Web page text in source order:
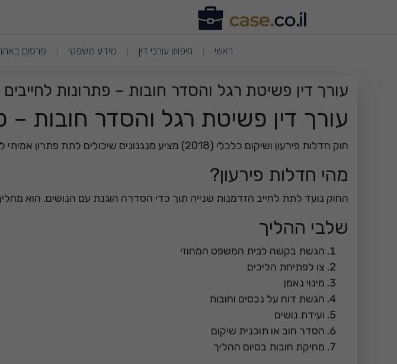
קריאת עמוד תוכן - עורך דין פשיטת רגל
ראשי | חיפוש עורכי דין | מידע משפטי | פרסום
עורך דין פשיטת רגל והסדר חובות – פתרונות לחייבים
עורך דין פשיטת רגל והסדר חובות –
חוק חדלות פירעון ושיקום כלכלי (2018) מציע מנגנונים שיכולים לתת פתרון אמיתי לחייבים שאינם יכולים לעמוד בחובותיהם.
מהי חדלות פירעון?
החוק נועד לתת לחייב הזדמנות שנייה תוך כדי הסדרה הוגנת עם הנושים. הוא
שלבי ההליך
הגשת בקשה לבית המשפט המחוזי
צו לפתיחת הליכים
מינוי נאמן
הגשת דוח על נכסים וחובות
ועידת נושים
הסדר חוב או תוכנית שיקום
מחיקת חובות בסיום ההליך